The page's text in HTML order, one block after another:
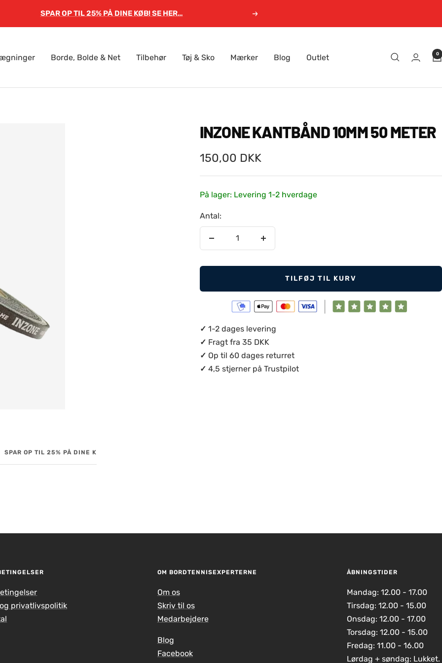
SPAR OP TIL 25% PÅ DINE KØB! SE HER… Næste
Borde, Bolde & Net Tilbehør Tøj & Sko Mærker Blog Outlet 0
INZONE KANTBÅND 10MM 50 METER
Salgspris
150,00 DKK
På lager: Levering 1-2 hverdage
Antal:
TILFØJ TIL KURV
✓ 1-2 dages levering
✓ Fragt fra 35 DKK
✓ Op til 60 dages returret
✓ 4,5 stjerner på Trustpilot
SPAR OP TIL 25% PÅ DINE KØB!
privatlivspolitik
OM BORDTENNISEXPERTERNE
Om os
Skriv til os
Medarbejdere
Blog
Facebook
ÅBNINGSTIDER
Mandag: 12.00 - 17.00
Tirsdag: 12.00 - 15.00
Onsdag: 12.00 - 17.00
Torsdag: 12.00 - 15.00
Fredag: 11.00 - 16.00
Lørdag + søndag: Lukket.